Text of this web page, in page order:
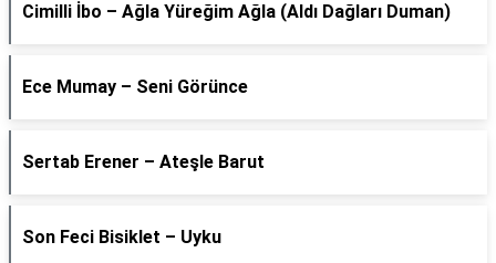
Cimilli İbo – Ağla Yüreğim Ağla (Aldı Dağları Duman)
Ece Mumay – Seni Görünce
Sertab Erener – Ateşle Barut
Son Feci Bisiklet – Uyku